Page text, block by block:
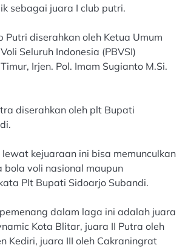
sebagai juara I club putri.
Putri diserahkan oleh Ketua Umum
Seluruh Indonesia (PBVSI)
Irjen. Pol. Imam Sugianto M.Si.
diserahkan oleh plt Bupati
lewat kejuaraan ini bisa memunculkan
voli nasional maupun
Plt Bupati Sidoarjo Subandi.
dalam laga ini adalah juara
Kota Blitar, juara II Putra oleh
Kediri, juara III oleh Cakraningrat